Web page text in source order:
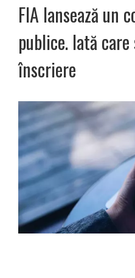
FIA lansează un
publice. Iată
înscriere